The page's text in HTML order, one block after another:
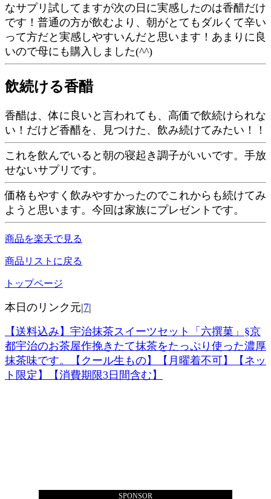
なサプリ試してますが次の日に実感したのは香醋だけ
です！普通の方が飲むより、朝がとてもダルくて辛い
って方だと実感しやすいんだと思います！あまりに良
いので母にも購入しました(^^)
飲続ける香醋
香醋は、体に良いと言われても、高価で飲続けられな
い！だけど香醋を、見つけた、飲み続けてみたい！！
これを飲んでいると朝の寝起き調子がいいです。手放
せないサプリです。
価格もやすく飲みやすかったのでこれからも続けてみ
ようと思います。今回は家族にプレゼントです。
商品を楽天で見る
商品リストに戻る
トップページ
本日のリンク元|7|
【送料込み】宇治抹茶スイーツセット「六撰菓」§京
都宇治のお茶屋作挽きたて抹茶をたっぷり使った濃厚
抹茶味です。【クール生もの】【月曜着不可】【ネッ
ト限定】【消費期限3日間含む】
SPONSOR